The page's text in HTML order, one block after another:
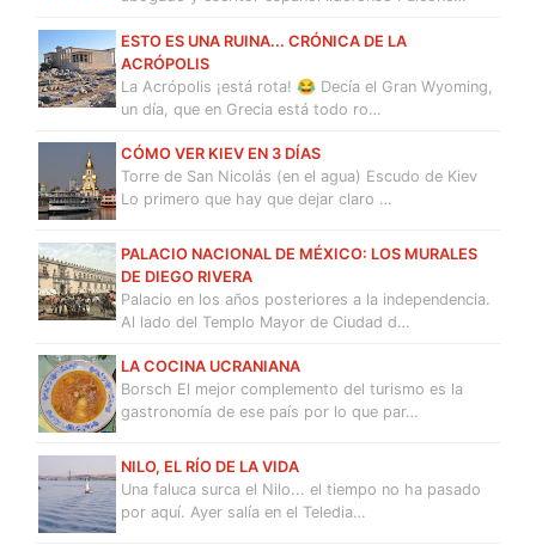
ESTO ES UNA RUINA... CRÓNICA DE LA
ACRÓPOLIS
La Acrópolis ¡está rota! 😂 Decía el Gran Wyoming,
un día, que en Grecia está todo ro…
CÓMO VER KIEV EN 3 DÍAS
Torre de San Nicolás (en el agua) Escudo de Kiev
Lo primero que hay que dejar claro …
PALACIO NACIONAL DE MÉXICO: LOS MURALES
DE DIEGO RIVERA
Palacio en los años posteriores a la independencia.
Al lado del Templo Mayor de Ciudad d…
LA COCINA UCRANIANA
Borsch El mejor complemento del turismo es la
gastronomía de ese país por lo que par…
NILO, EL RÍO DE LA VIDA
Una faluca surca el Nilo... el tiempo no ha pasado
por aquí. Ayer salía en el Teledia…